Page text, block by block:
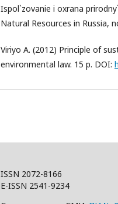
Ispol`zovanie i oxrana
Natural Resources in Russia,
Viriyo A. (2012) Principle of
environmental law. 15 p. DOI:
ISSN 2072-8166
E-ISSN 2541-9234